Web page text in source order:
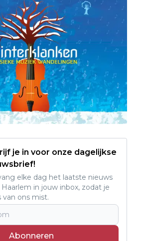
je in voor onze dagelijkse
elke dag het laatste nieuws
Haarlem in jouw inbox, zodat je
van ons mist.
Abonneren